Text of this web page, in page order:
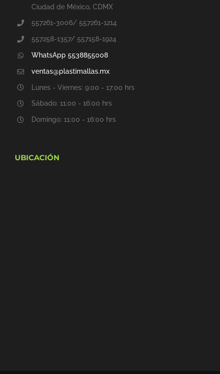
Ciudad de México, CDMX
557261-3006/ 557261-1214
557258-1357/ 557158-1924
WhatsApp 5538855008
ventas@plastimallas.mx
Lunes - Viernes: 9:00 - 17:00 hrs
Sábado: 11:00 - 16:00 hrs
Domingo: 11:00 - 16:00 hrs
UBICACIÓN